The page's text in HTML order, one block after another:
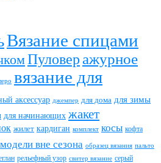
Вязание спицами
Пуловер ажурное
вязание для
аксессуар джемпер для дома для зимы
для начинающих жакет
жилет кардиган комплект косы кофта
модели вне сезона образец вязания пальто
рельефный узор свитер вязание серый